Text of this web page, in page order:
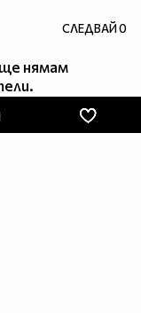
СЛЕДВАЙ0
нямам